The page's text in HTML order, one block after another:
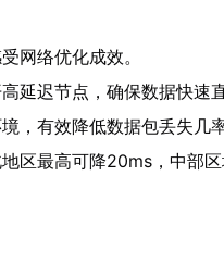
网络优化成效。
延迟节点，确保数据快速
，有效降低数据包丢失几
区最高可降20ms，中部